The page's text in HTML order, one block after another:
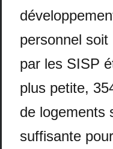
personnel
par les SISP
plus petite,
de logements
suffisante